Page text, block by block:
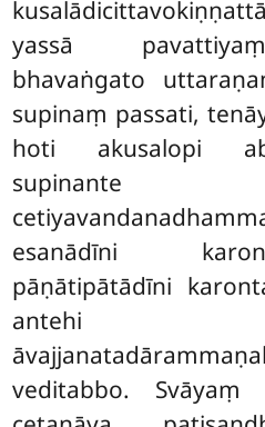
yassā
bhavaṅgato
supinaṃ passati,
hoti akusalopi
supinante
esanādīni
pāṇātipātādīni
antehi
veditabbo. Svāyaṃ